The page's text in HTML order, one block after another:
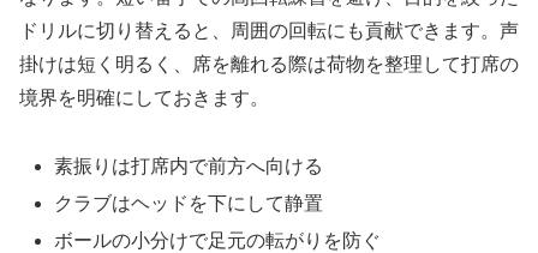
ドリルに切り替えると、周囲の回転にも貢献できます。声
掛けは短く明るく、席を離れる際は荷物を整理して打席の
境界を明確にしておきます。
素振りは打席内で前方へ向ける
クラブはヘッドを下にして静置
ボールの小分けで足元の転がりを防ぐ